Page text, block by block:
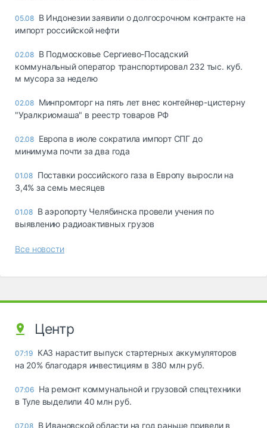
05.08 В Индонезии заявили о долгосрочном контракте на
импорт российской нефти
02.08 В Подмосковье Сергиево-Посадский
коммунальный оператор транспортировал 232 тыс. куб.
м мусора за неделю
02.08 Минпромторг на пять лет внес контейнер-цистерну
"Уралкриомаша" в реестр товаров РФ
02.08 Европа в июле сократила импорт СПГ до
минимума почти за два года
01.08 Поставки российского газа в Европу выросли на
3,4% за семь месяцев
01.08 В аэропорту Челябинска провели учения по
выявлению радиоактивных грузов
Все новости
Центр
07:19 КАЗ нарастит выпуск стартерных аккумуляторов
на 20% благодаря инвестициям в 380 млн руб.
07:06 На ремонт коммунальной и грузовой спецтехники
в Туле выделили 40 млн руб.
07.08 В Ивановской области на год раньше привели в